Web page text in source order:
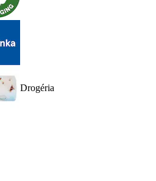
Drogéria